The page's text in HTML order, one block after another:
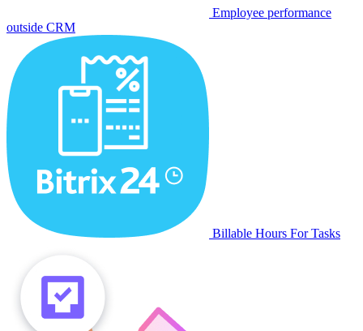
Employee performance
outside CRM
Billable Hours For Tasks